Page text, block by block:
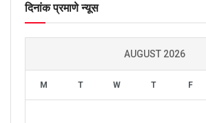
दिनांक प्रमाणे न्यूस
AUGUST 2026
M T W T F